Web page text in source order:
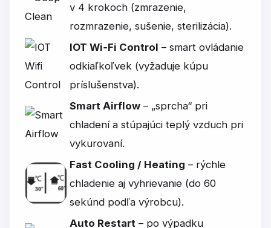
v 4 krokoch (zmrazenie,
rozmrazenie, sušenie, sterilizácia).
IOT Wi‑Fi Control – smart ovládanie
odkiaľkoľvek (vyžaduje kúpu
príslušenstva).
Smart Airflow – „sprcha“ pri
chladení a stúpajúci teplý vzduch pri
vykurovaní.
Fast Cooling / Heating – rýchle
chladenie aj vyhrievanie (do 60
sekúnd podľa výrobcu).
Auto Restart – po výpadku